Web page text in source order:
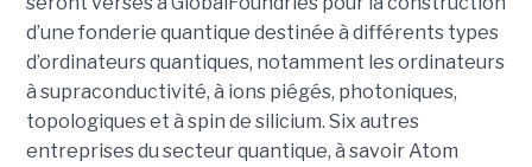
d’une fonderie quantique destinée à différents types
d’ordinateurs quantiques, notamment les ordinateurs
à supraconductivité, à ions piégés, photoniques,
topologiques et à spin de silicium. Six autres
entreprises du secteur quantique, à savoir Atom